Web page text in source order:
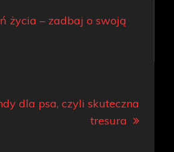
życia – zadbaj o swoją
dla psa, czyli skuteczna
tresura